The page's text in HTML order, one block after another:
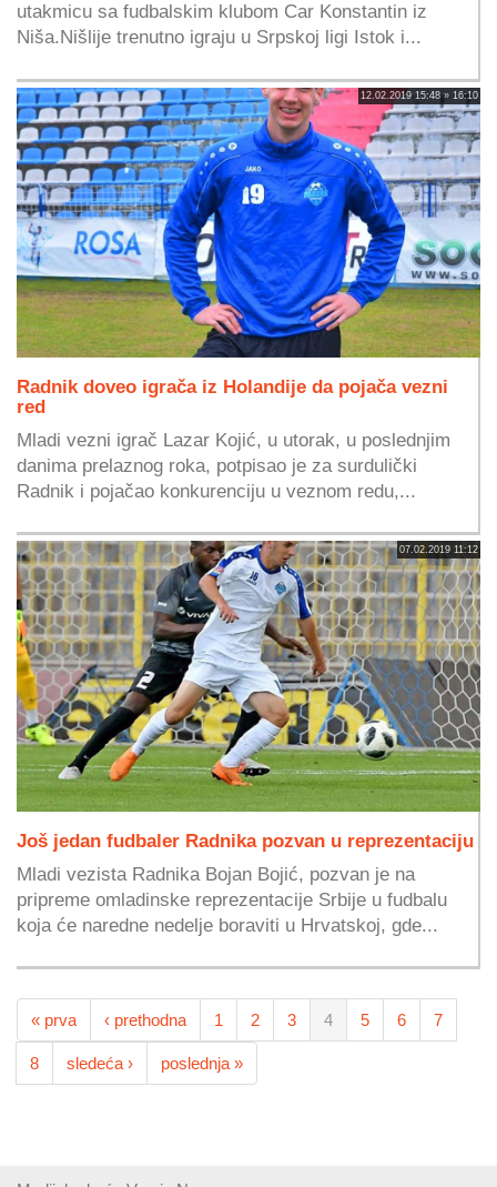
utakmicu sa fudbalskim klubom Car Konstantin iz
Niša.Nišlije trenutno igraju u Srpskoj ligi Istok i...
12.02.2019 15:48 » 16:10
Radnik doveo igrača iz Holandije da pojača vezni
red
Mladi vezni igrač Lazar Kojić, u utorak, u poslednjim
danima prelaznog roka, potpisao je za surdulički
Radnik i pojačao konkurenciju u veznom redu,...
07.02.2019 11:12
Još jedan fudbaler Radnika pozvan u reprezentaciju
Mladi vezista Radnika Bojan Bojić, pozvan je na
pripreme omladinske reprezentacije Srbije u fudbalu
koja će naredne nedelje boraviti u Hrvatskoj, gde...
« prva ‹ prethodna 1 2 3 4 5 6 7
8 sledeća › poslednja »